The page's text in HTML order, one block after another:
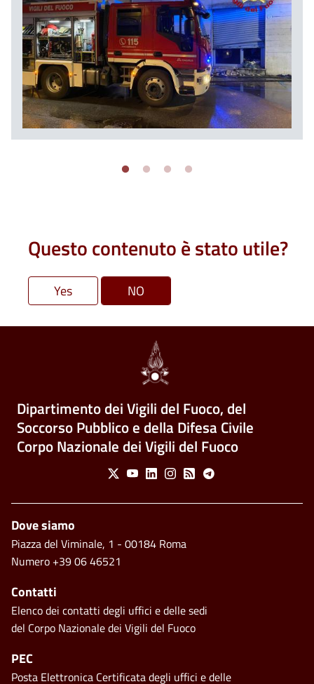
Questo contenuto è stato utile?
Dipartimento dei Vigili del Fuoco, del
Soccorso Pubblico e della Difesa Civile
Corpo Nazionale dei Vigili del Fuoco
Social Menu
X YoutubeLinkedinInstagram
Feed Telegram
Piè di pagina
Dove siamo
Piazza del Viminale, 1 - 00184 Roma
Numero +39 06 46521
Contatti
Elenco dei contatti degli uffici e delle sedi
del Corpo Nazionale dei Vigili del Fuoco
PEC
Posta Elettronica Certificata degli uffici e delle